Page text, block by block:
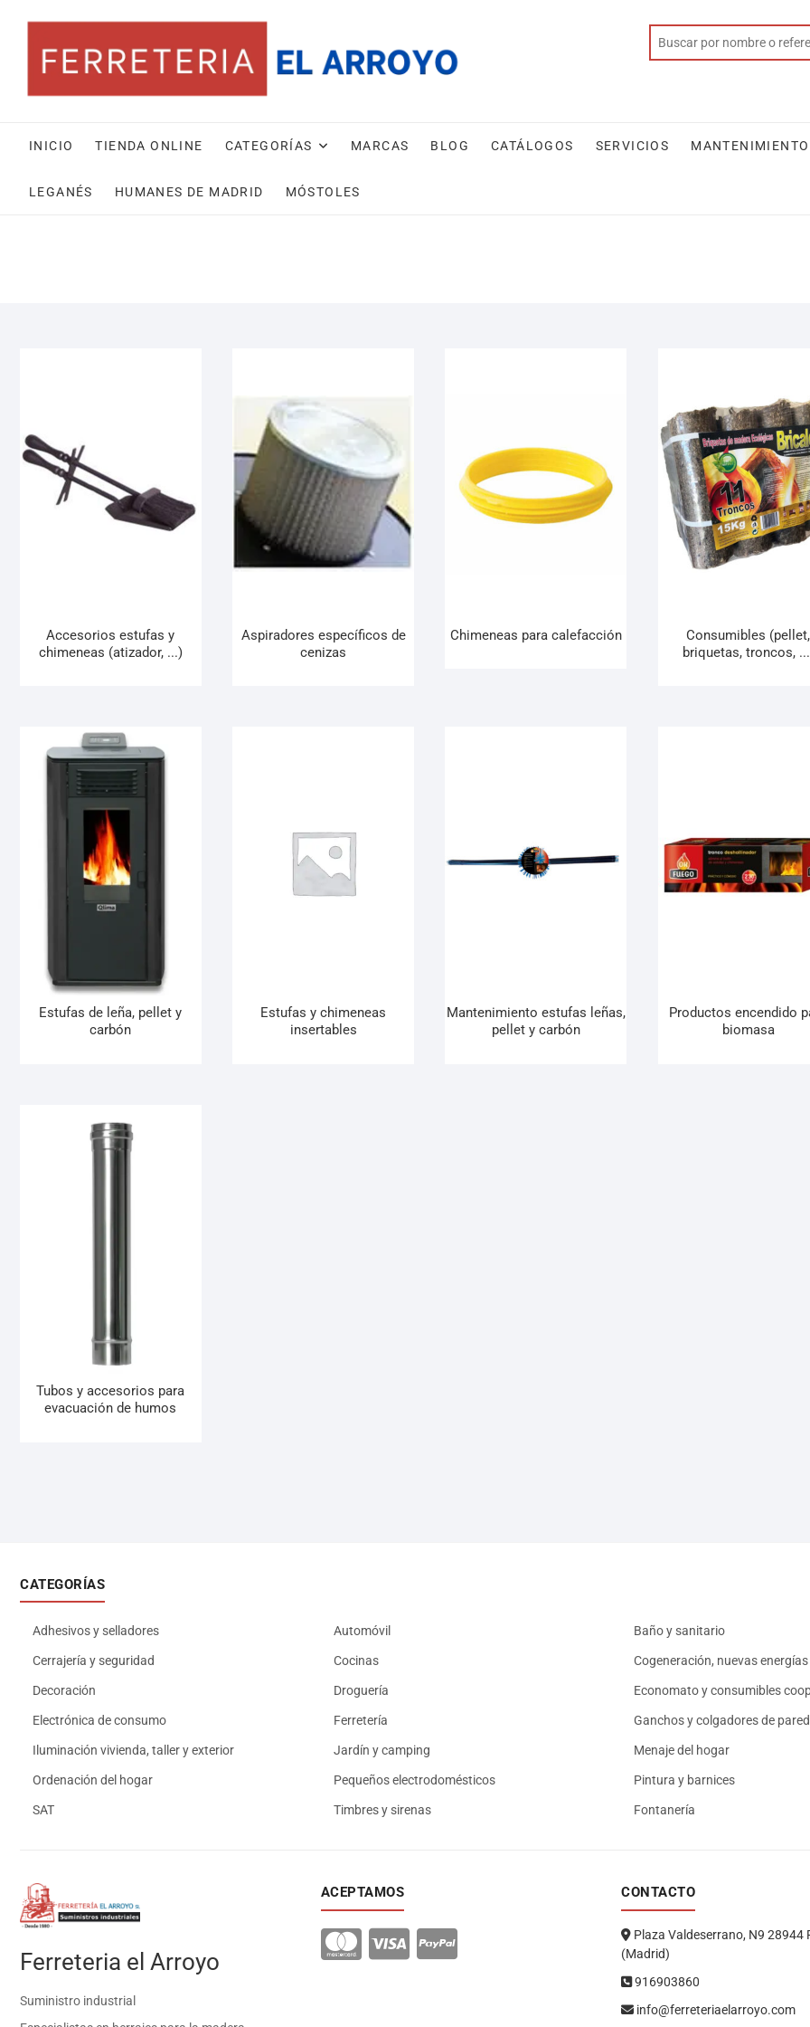
INICIO TIENDA ONLINE CATEGORÍAS MARCAS BLOG CATÁLOGOS SERVICIOS
LEGANÉS HUMANES DE MADRID MÓSTOLES
Accesorios estufas y
chimeneas (atizador, ...)
Aspiradores específicos de
cenizas
Chimeneas para calefacción
Consumibles (pellet,
briquetas, troncos,
Estufas de leña, pellet y
carbón
Estufas y chimeneas
insertables
Mantenimiento estufas leñas,
pellet y carbón
Productos encendido
biomasa
Tubos y accesorios para
evacuación de humos
CATEGORÍAS
Adhesivos y selladores Automóvil Baño y sanitario
Cerrajería y seguridad Cocinas Cogeneración, nuevas
Decoración Droguería Economato y consumibles
Electrónica de consumo Ferretería Ganchos y colgadores de pared
Iluminación vivienda, taller y exterior Jardín y camping Menaje del hogar
Ordenación del hogar Pequeños electrodomésticos Pintura y barnices
SAT Timbres y sirenas Fontanería
Ferreteria el Arroyo
Suministro industrial
ACEPTAMOS CONTACTO
Plaza Valdeserrano, N9 28944
(Madrid)
916903860
info@ferreteriaelarroyo.com